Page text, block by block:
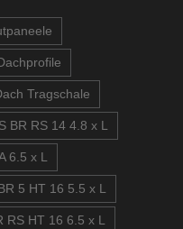
Tragschale
BR RS 14 4.8 x L
6.5 x L
5 HT 16 5.5 x L
RS HT 16 6.5 x L